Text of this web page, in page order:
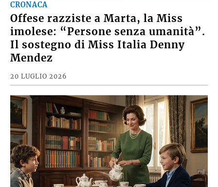
CRONACA
Offese razziste a Marta, la Miss
imolese: “Persone senza umanità”.
Il sostegno di Miss Italia Denny
Mendez
20 LUGLIO 2026